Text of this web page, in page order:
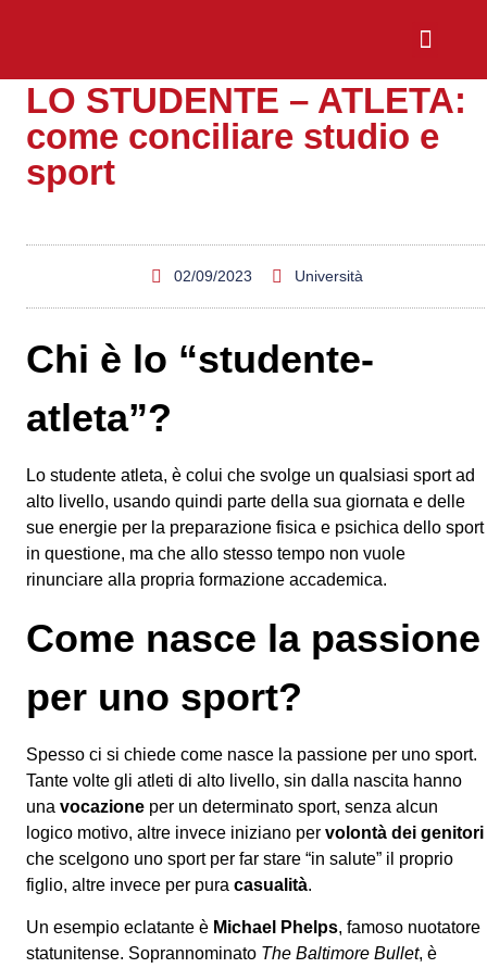
LO STUDENTE – ATLETA:
come conciliare studio e
sport
02/09/2023 Università
Chi è lo “studente-
atleta”?
Lo studente atleta, è colui che svolge un qualsiasi sport ad
alto livello, usando quindi parte della sua giornata e delle
sue energie per la preparazione fisica e psichica dello sport
in questione, ma che allo stesso tempo non vuole
rinunciare alla propria formazione accademica.
Come nasce la passione
per uno sport?
Spesso ci si chiede come nasce la passione per uno sport.
Tante volte gli atleti di alto livello, sin dalla nascita hanno
una vocazione per un determinato sport, senza alcun
logico motivo, altre invece iniziano per volontà dei genitori
che scelgono uno sport per far stare “in salute” il proprio
figlio, altre invece per pura casualità.
Un esempio eclatante è Michael Phelps, famoso nuotatore
statunitense. Soprannominato The Baltimore Bullet, è